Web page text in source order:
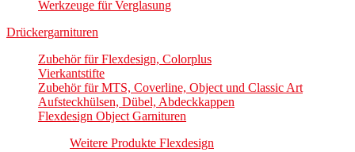
Werkzeuge für Verglasung
Drückergarnituren
Zubehör für Flexdesign, Colorplus
Vierkantstifte
Zubehör für MTS, Coverline, Object und Classic Art
Aufsteckhülsen, Dübel, Abdeckkappen
Flexdesign Object Garnituren
Weitere Produkte Flexdesign